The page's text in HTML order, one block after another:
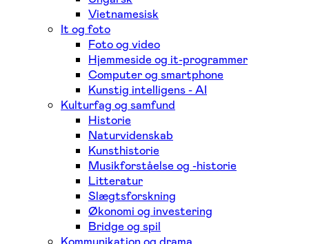
Vietnamesisk
It og foto
Foto og video
Hjemmeside og it-programmer
Computer og smartphone
Kunstig intelligens - AI
Kulturfag og samfund
Historie
Naturvidenskab
Kunsthistorie
Musikforståelse og -historie
Litteratur
Slægtsforskning
Økonomi og investering
Bridge og spil